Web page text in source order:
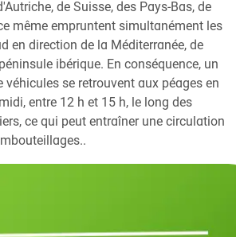
de Suisse, des Pays-Bas, de
même empruntent simultanément les
en direction de la Méditerranée, de
ibérique. En conséquence, un
se retrouvent aux péages en
entre 12 h et 15 h, le long des
ce qui peut entraîner une circulation